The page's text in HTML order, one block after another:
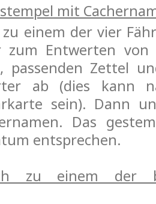
mit
zu einem der vier
zum Entwerten von
passenden Zettel
ab (dies kann
sein). Dann
Das
entsprechen.
zu einem der